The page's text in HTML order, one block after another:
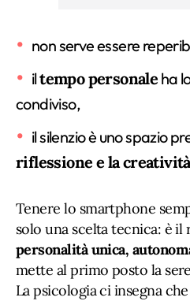
non serve essere
iltempo personale ha
condiviso,
il silenzio è uno spazio
riflessione e la creatività
Tenere lo smartphone
solo una scelta tecnica: è il
personalità unica,
mette al primo posto la
La psicologia ci insegna